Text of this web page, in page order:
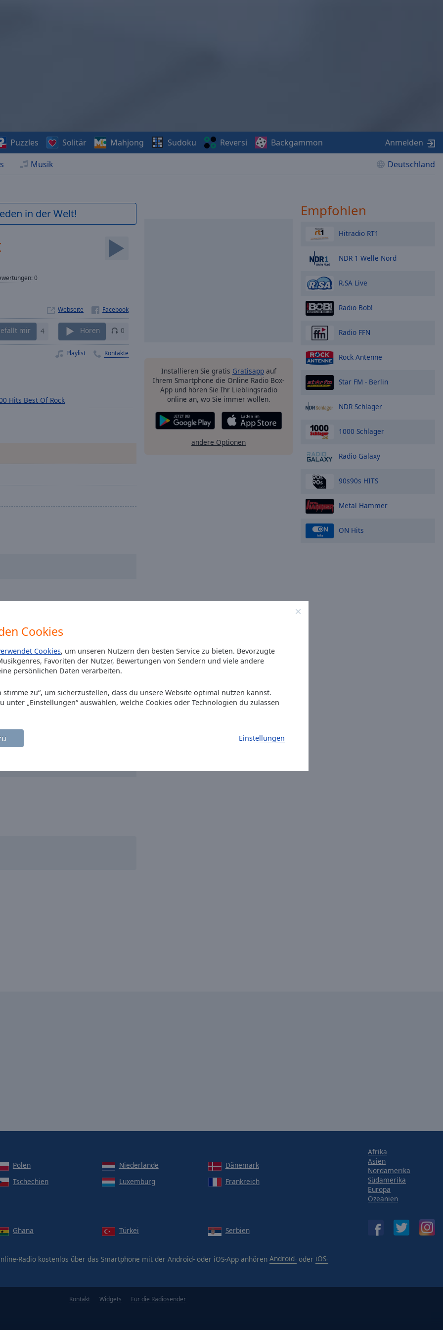
Cookies
Cookies, um unseren Nutzern den besten Service zu bieten. Bevorzugte
Favoriten der Nutzer, Bewertungen von Sendern und viele andere
persönlichen Daten verarbeiten.
stimme zu“, um sicherzustellen, dass du unsere Website optimal nutzen kannst.
unter „Einstellungen“ auswählen, welche Cookies oder Technologien du zulassen
Einstellungen
Musik Deutschland
Puzzles Solitär Mahjong Sudoku Reversi Backgammon Anmelden
in der Welt!
:0
Webseite
mir 4 Hören 0
Playlist Kontakte
Hits Best Of Rock
Installieren Sie gratis Gratisappauf
Ihrem Smartphone die Online Radio Box-
App und hören Sie Ihr Lieblingsradio
online an, wo Sie immer wollen.
andere Optionen
Empfohlen
Hitradio RT1
NDR 1 Welle Nord
R.SA Live
Radio Bob!
Radio FFN
Rock Antenne
Star FM - Berlin
NDR Schlager
1000 Schlager
Radio Galaxy
90s90s HITS
Metal Hammer
ON Hits
Polen Niederlande
Dänemark
Tschechien Luxemburg
Frankreich
Ghana Türkei Serbien
Radio kostenlos über das Smartphone mit der Android- oder iOS-App anhören Android- oder iOS-
Afrika
Asien
Nordamerika
Südamerika
Europa
Ozeanien
Kontakt Widgets Für die Radiosender